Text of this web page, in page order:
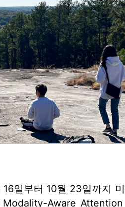
일부터 10월 23일까지
Modality-Aware